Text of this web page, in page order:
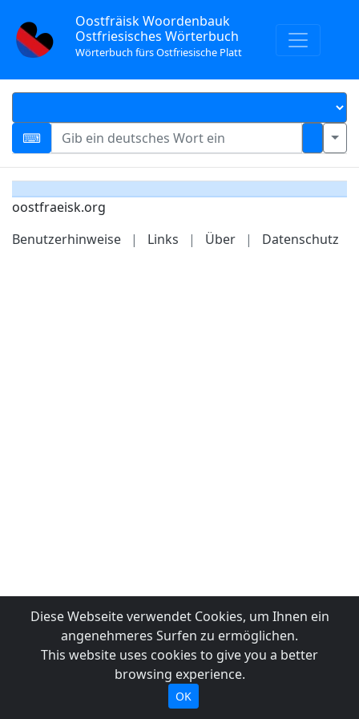
Oostfräisk Woordenbauk
Ostfriesisches Wörterbuch
Wörterbuch fürs Ostfriesische Platt
oostfraeisk.org
Benutzerhinweise
| Links | Über | Datenschutz
Diese Webseite verwendet Cookies, um Ihnen ein
angenehmeres Surfen zu ermöglichen.
This website uses cookies to give you a better
browsing experience.
OK